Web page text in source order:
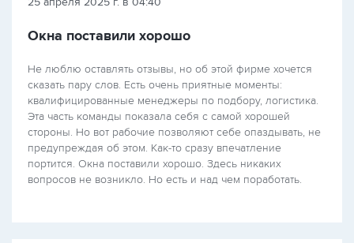
Окна поставили хорошо
Не люблю оставлять отзывы, но об этой фирме хочется
сказать пару слов. Есть очень приятные моменты:
квалифицированные менеджеры по подбору, логистика.
Эта часть команды показала себя с самой хорошей
стороны. Но вот рабочие позволяют себе опаздывать, не
предупреждая об этом. Как-то сразу впечатление
портится. Окна поставили хорошо. Здесь никаких
вопросов не возникло. Но есть и над чем поработать.